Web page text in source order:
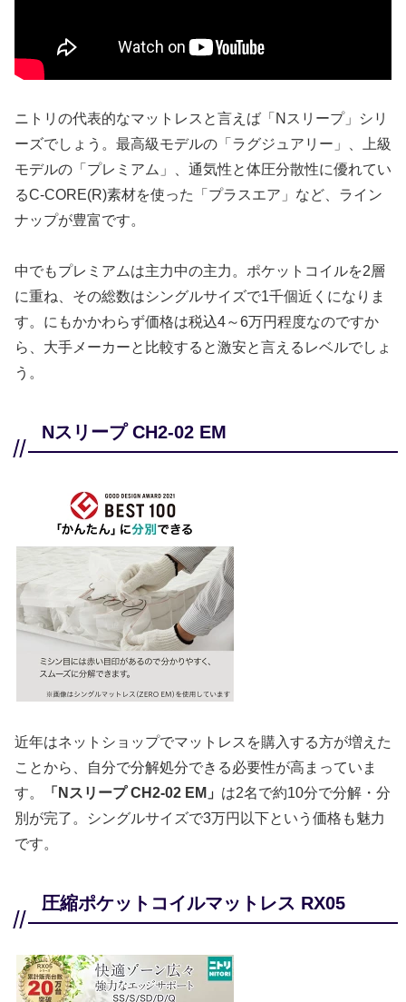
ニトリの代表的なマットレスと言えば「Nスリープ」シリ
ーズでしょう。最高級モデルの「ラグジュアリー」、上級
モデルの「プレミアム」、通気性と体圧分散性に優れてい
るC-CORE(R)素材を使った「プラスエア」など、ライン
ナップが豊富です。
中でもプレミアムは主力中の主力。ポケットコイルを2層
に重ね、その総数はシングルサイズで1千個近くになりま
す。にもかかわらず価格は税込4～6万円程度なのですか
ら、大手メーカーと比較すると激安と言えるレベルでしょ
う。
Nスリープ CH2-02 EM
近年はネットショップでマットレスを購入する方が増えた
ことから、自分で分解処分できる必要性が高まっていま
す。
「Nスリープ CH2-02 EM」 は2名で約10分で分解・分
別が完了。シングルサイズで3万円以下という価格も魅力
です。
圧縮ポケットコイルマットレス RX05